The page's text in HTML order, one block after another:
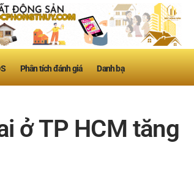
Phân tích đánh giá Danh bạ
ở TP HCM tăng